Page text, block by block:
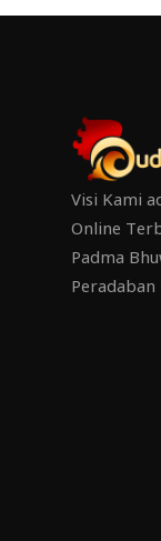
Visi Kami
Online
Padma